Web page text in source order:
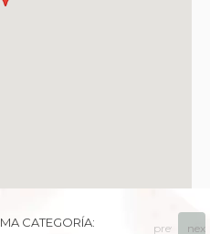
CATEGORÍA: prev next